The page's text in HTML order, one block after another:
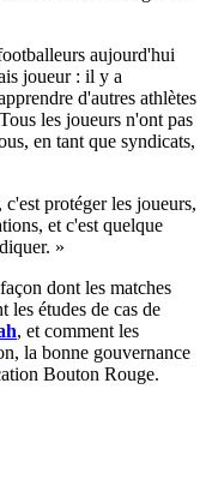
aujourd'hui
joueur : il y a
d'autres athlètes
les joueurs n'ont pas
en tant que syndicats,
protéger les joueurs,
et c'est quelque
»
dont les matches
les études de cas de
, et comment les
la bonne gouvernance
Bouton Rouge.